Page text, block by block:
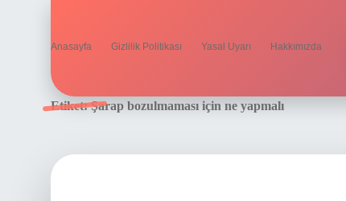
Anasayfa Gizlilik Politikası Yasal Uyarı Hakkımızda
Etiket:Şarap bozulmaması için ne yapmalı